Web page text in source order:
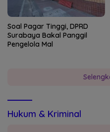
Soal Pagar Tinggi, DPRD
Surabaya Bakal Panggil
Pengelola Mal
Hukum & Kriminal